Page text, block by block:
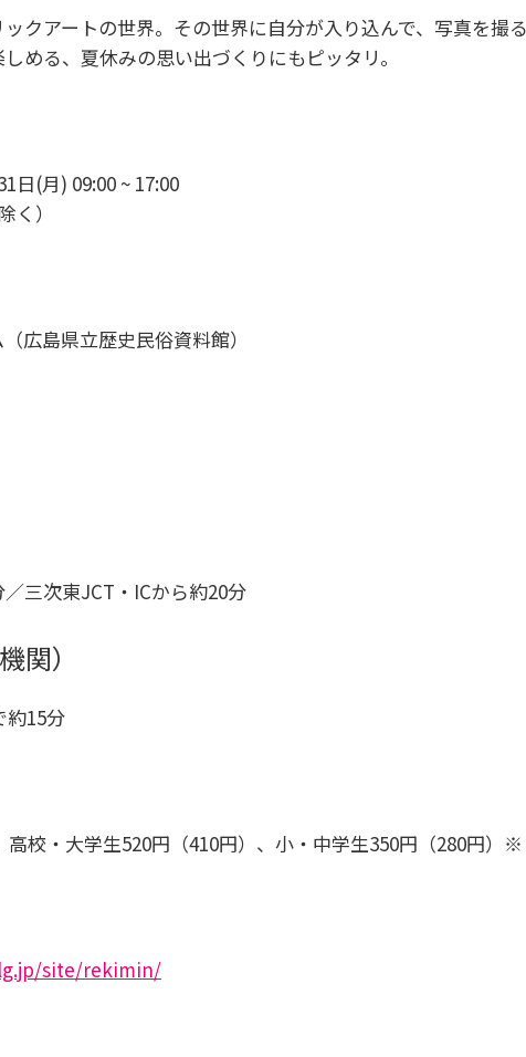
クアートの世界。その世界に自分が入り込んで、写真を撮
める、夏休みの思い出づくりにもピッタリ。
日(月) 09:00 ~ 17:00
く）
広島県立歴史民俗資料館）
三次東JCT・ICから約20分
関）
約15分
高校・大学生520円（410円）、小・中学生350円（280円）
site/rekimin/